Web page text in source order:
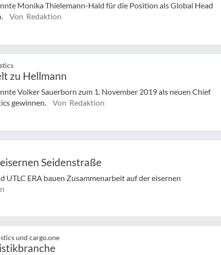
Monika Thielemann-Hald für die Position als Global Head
Von Redaktion
zu Hellmann
Volker Sauerborn zum 1. November 2019 als neuen Chief
gewinnen.
Von Redaktion
Seidenstraße
ERA bauen Zusammenarbeit auf der eisernen
und cargo.one